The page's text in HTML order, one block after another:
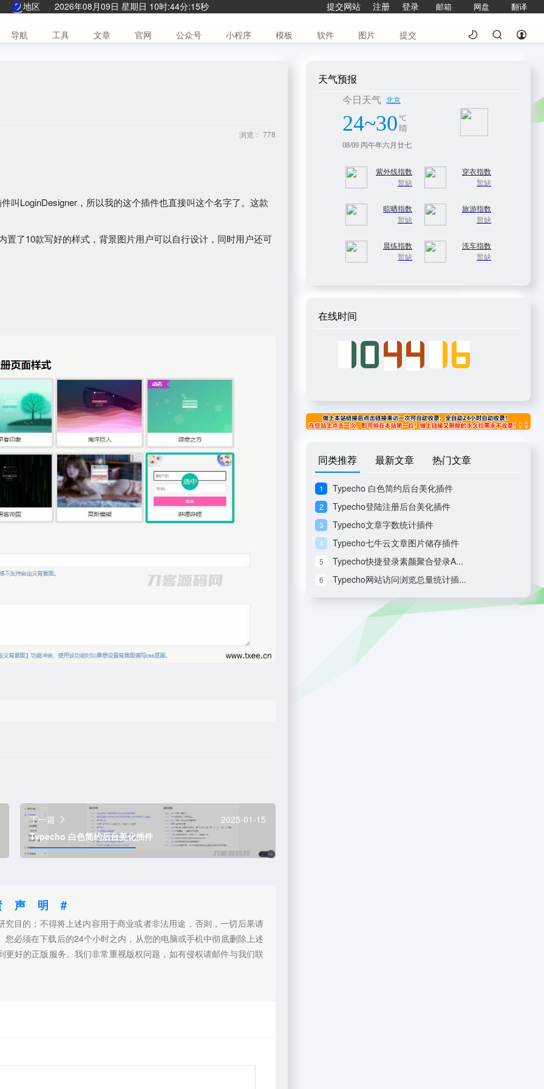
地区 2026年08月09日 星期日 10时:44分:16秒 提交网站 注册 登录 邮箱 网盘 翻译
导航 工具 文章 官网 公众号 小程序 模板 软件 图片 提交
浏览： 778
叫LoginDesigner，所以我的这个插件也直接叫这个名字了。这款
了10款写好的样式，背景图片用户可以自行设计，同时用户还可
下一篇
2025-01-15
Typecho 白色简约后台美化插件
声明#
目的；不得将上述内容用于商业或者非法用途，否则，一切后果请
必须在下载后的24个小时之内，从您的电脑或手机中彻底删除上述
好的正版服务。我们非常重视版权问题，如有侵权请邮件与我们联
天气预报
在线时间
同类推荐 最新文章 热门文章
1 Typecho 白色简约后台美化插件
2 Typecho登陆注册后台美化插件
3 Typecho文章字数统计插件
4 Typecho七牛云文章图片储存插件
5 Typecho快捷登录素颜聚合登录A...
6 Typecho网站访问浏览总量统计插...